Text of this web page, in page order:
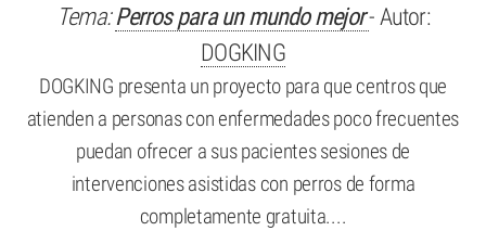
Tema:Perros para un mundo mejor- Autor:
DOGKING
DOGKING presenta un proyecto para que centros que
atienden a personas con enfermedades poco frecuentes
puedan ofrecer a sus pacientes sesiones de
intervenciones asistidas con perros de forma
completamente gratuita....